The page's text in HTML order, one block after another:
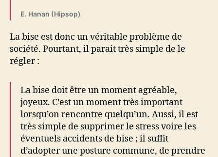
E. Hanan (Hipsop)
La bise est donc un véritable problème de
société. Pourtant, il parait très simple de le
régler :
La bise doit être un moment agréable,
joyeux. C’est un moment très important
lorsqu’on rencontre quelqu’un. Aussi, il est
très simple de supprimer le stress voire les
éventuels accidents de bise ; il suffit
d’adopter une posture commune, de prendre